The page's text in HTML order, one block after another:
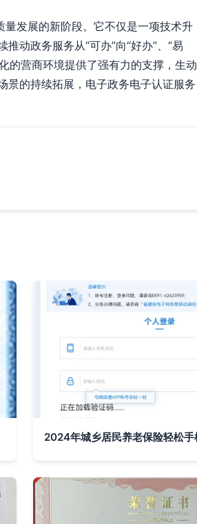
发展的新阶段。它不仅是一项技术升
动政务服务从“可办”向“好办”、“易
的营商环境提供了强有力的支撑，生动
景的持续拓展，电子政务电子认证服务